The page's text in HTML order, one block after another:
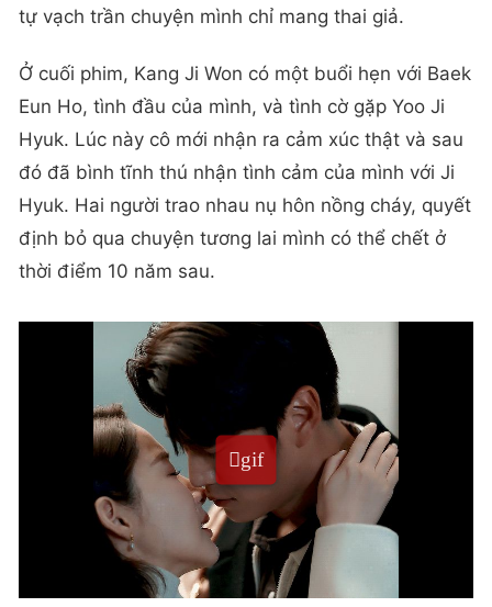
tự vạch trần chuyện mình chỉ mang thai giả.
Ở cuối phim, Kang Ji Won có một buổi hẹn với Baek
Eun Ho, tình đầu của mình, và tình cờ gặp Yoo Ji
Hyuk. Lúc này cô mới nhận ra cảm xúc thật và sau
đó đã bình tĩnh thú nhận tình cảm của mình với Ji
Hyuk. Hai người trao nhau nụ hôn nồng cháy, quyết
định bỏ qua chuyện tương lai mình có thể chết ở
thời điểm 10 năm sau.